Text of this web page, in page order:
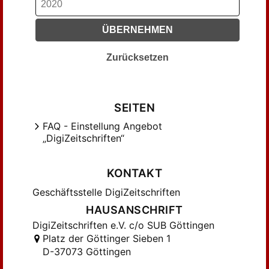
Kollmann, Paul (337)
Krelle, Wilhelm (382)
Levy, Hermann (236)
Liefmann, Robert (722)
Loening, Edgar (241)
Lütge, Friedrich (1494)
Mahr, Werner (208)
Mombert, P. (227)
ÜBERNEHMEN
Zurücksetzen
SEITEN
FAQ - Einstellung Angebot
„DigiZeitschriften“
KONTAKT
Geschäftsstelle DigiZeitschriften
HAUSANSCHRIFT
DigiZeitschriften e.V. c/o SUB Göttingen
Platz der Göttinger Sieben 1
D-37073 Göttingen